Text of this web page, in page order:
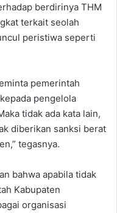
berdirinya THM
terkait seolah
peristiwa seperti
pemerintah
pengelola
tidak ada kata lain,
diberikan sanksi berat
tegasnya.‎
bahwa apabila tidak
Kabupaten
organisasi